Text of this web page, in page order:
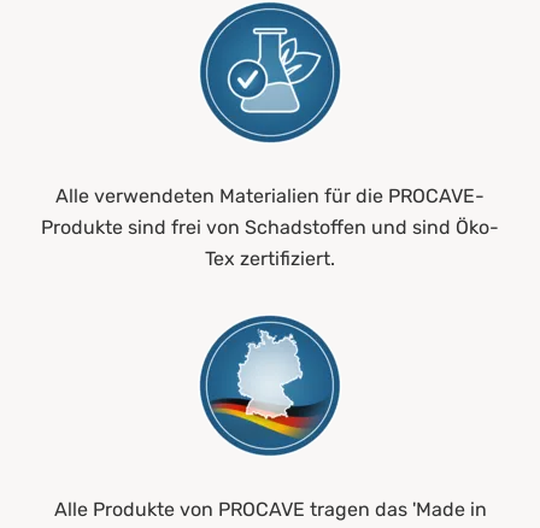
Alle verwendeten Materialien für die PROCAVE-
Produkte sind frei von Schadstoffen und sind Öko-
Tex zertifiziert.
Alle Produkte von PROCAVE tragen das 'Made in